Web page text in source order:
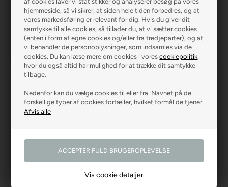
hjemmeside, så vi sikrer, at siden hele tiden forbedres, og at
vores markedsføring er relevant for dig. Hvis du giver dit
samtykke til alle cookies, så tillader du, at vi sætter cookies
(enten i form af egne cookies og/eller fra tredjeparter), og at
vi behandler de personoplysninger, som indsamles via de
cookies. Du kan læse mere om cookies i vorescookiepolitik,
hvor du også altid har mulighed for at trække dit samtykke
tilbage.
Nedenfor kan du vælge cookies til eller fra. Navnet på de
forskellige typer af cookies fortæller, hvilket formål de tjener.
Vis cookie detaljer
R2 GARDINER R2 GULVE